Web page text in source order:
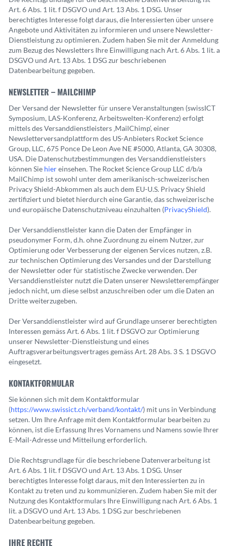
Art. 6 Abs. 1 lit. f DSGVO und Art. 13 Abs. 1 DSG. Unser
berechtigtes Interesse folgt daraus, die Interessierten über unsere
Angebote und Aktivitäten zu informieren und unsere Newsletter-
Dienstleistung zu optimieren. Zudem haben Sie mit der Anmeldung
zum Bezug des Newsletters Ihre Einwilligung nach Art. 6 Abs. 1 lit. a
DSGVO und Art. 13 Abs. 1 DSG zur beschriebenen
Datenbearbeitung gegeben.
NEWSLETTER – MAILCHIMP
Der Versand der Newsletter für unsere Veranstaltungen (swissICT
Symposium, LAS-Konferenz, Arbeitswelten-Konferenz) erfolgt
mittels des Versanddienstleisters ‚MailChimp‘, einer
Newsletterversandplattform des US-Anbieters Rocket Science
Group, LLC, 675 Ponce De Leon Ave NE #5000, Atlanta, GA 30308,
USA. Die Datenschutzbestimmungen des Versanddienstleisters
können Sie hiereinsehen. The Rocket Science Group LLC d/b/a
MailChimp ist sowohl unter dem amerikanisch-schweizerischen
Privacy Shield-Abkommen als auch dem EU-U.S. Privacy Shield
zertifiziert und bietet hierdurch eine Garantie, das schweizerische
und europäische Datenschutzniveau einzuhalten (PrivacyShield).
Der Versanddienstleister kann die Daten der Empfänger in
pseudonymer Form, d.h. ohne Zuordnung zu einem Nutzer, zur
Optimierung oder Verbesserung der eigenen Services nutzen, z.B.
zur technischen Optimierung des Versandes und der Darstellung
der Newsletter oder für statistische Zwecke verwenden. Der
Versanddienstleister nutzt die Daten unserer Newsletterempfänger
jedoch nicht, um diese selbst anzuschreiben oder um die Daten an
Dritte weiterzugeben.
Der Versanddienstleister wird auf Grundlage unserer berechtigten
Interessen gemäss Art. 6 Abs. 1 lit. f DSGVO zur Optimierung
unserer Newsletter-Dienstleistung und eines
Auftragsverarbeitungsvertrages gemäss Art. 28 Abs. 3 S. 1 DSGVO
eingesetzt.
KONTAKTFORMULAR
Sie können sich mit dem Kontaktformular
(https://www.swissict.ch/verband/kontakt/) mit uns in Verbindung
setzen. Um Ihre Anfrage mit dem Kontaktformular bearbeiten zu
können, ist die Erfassung Ihres Vornamens und Namens sowie Ihrer
E-Mail-Adresse und Mitteilung erforderlich.
Die Rechtsgrundlage für die beschriebene Datenverarbeitung ist
Art. 6 Abs. 1 lit. f DSGVO und Art. 13 Abs. 1 DSG. Unser
berechtigtes Interesse folgt daraus, mit den Interessierten zu in
Kontakt zu treten und zu kommunizieren. Zudem haben Sie mit der
Nutzung des Kontaktformulars Ihre Einwilligung nach Art. 6 Abs. 1
lit. a DSGVO und Art. 13 Abs. 1 DSG zur beschriebenen
Datenbearbeitung gegeben.
IHRE RECHTE